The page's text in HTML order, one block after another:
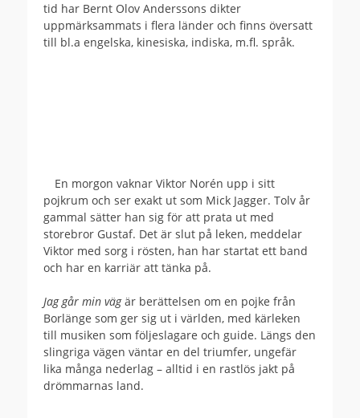
tid har Bernt Olov Anderssons dikter
uppmärksammats i flera länder och finns översatt
till bl.a engelska, kinesiska, indiska, m.fl. språk.
En morgon vaknar Viktor Norén upp i sitt
pojkrum och ser exakt ut som Mick Jagger. Tolv år
gammal sätter han sig för att prata ut med
storebror Gustaf. Det är slut på leken, meddelar
Viktor med sorg i rösten, han har startat ett band
och har en karriär att tänka på.
Jag går min vägär berättelsen om en pojke från
Borlänge som ger sig ut i världen, med kärleken
till musiken som följeslagare och guide. Längs den
slingriga vägen väntar en del triumfer, ungefär
lika många nederlag – alltid i en rastlös jakt på
drömmarnas land.